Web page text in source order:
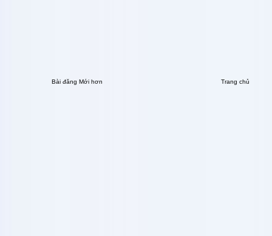
Bài đăng Mới hơn Trang chủ